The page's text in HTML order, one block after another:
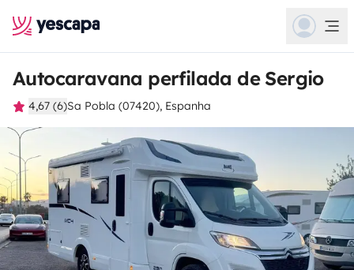
Autocaravana perfilada de Sergio
4,67 (6)Sa Pobla (07420), Espanha